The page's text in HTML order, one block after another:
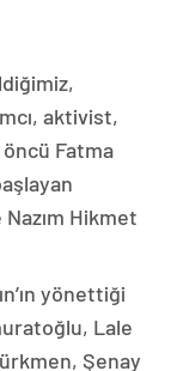
aktivist,
öncü Fatma
Nazım Hikmet
yönettiği
Lale
Şenay